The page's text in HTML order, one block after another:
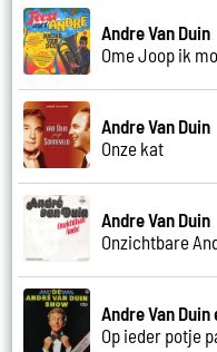
Andre Van Duin
Ome Joop ik
Andre Van Duin
Onze kat
Andre Van Duin
Onzichtbare
Andre Van Duin
Op ieder potje